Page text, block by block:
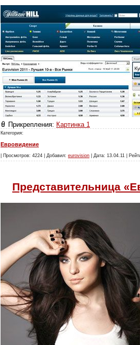
Прикрепления: Картинка 1
Категория:
Евровидение
| Просмотров: 4224 | Добавил: eurovision | Дата: 13.04.11 |
Представительница